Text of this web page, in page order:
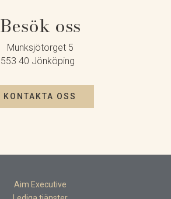
Besök oss
Munksjötorget 5
553 40 Jönköping
KONTAKTA OSS
Aim Executive